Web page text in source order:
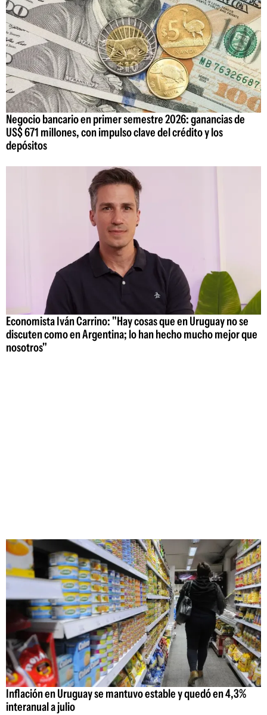
Negocio bancario en primer semestre 2026: ganancias de
US$ 671 millones, con impulso clave del crédito y los
depósitos
Economista Iván Carrino: "Hay cosas que en Uruguay no se
discuten como en Argentina; lo han hecho mucho mejor que
nosotros"
Inflación en Uruguay se mantuvo estable y quedó en 4,3%
interanual a julio